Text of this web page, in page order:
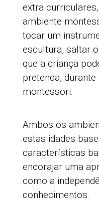
extra
ambiente
tocar um
escultura, saltar
que a criança
pretenda,
montessori.
Ambos os
estas idades
características
encorajar uma
como a
conhecimentos.